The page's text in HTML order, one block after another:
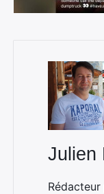
Julien